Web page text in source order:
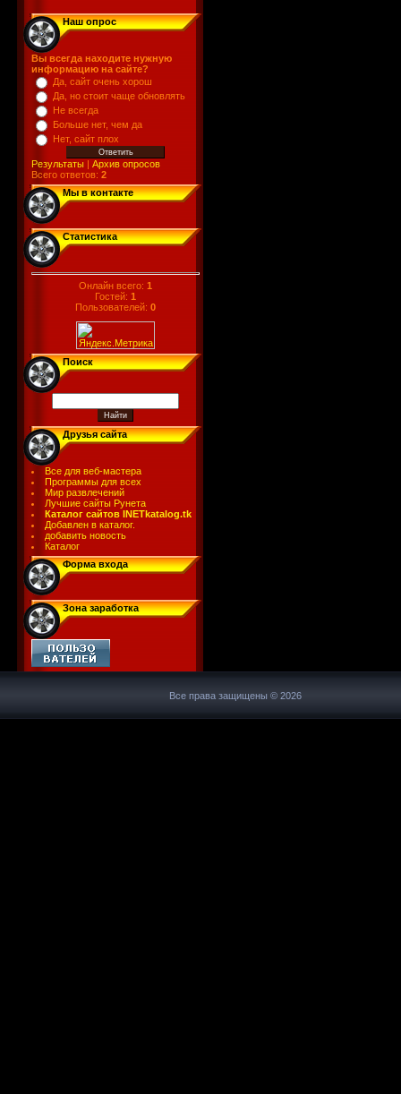
Наш опрос
Вы всегда находите нужную
информацию на сайте?
Да, сайт очень хорош
Да, но стоит чаще обновлять
Не всегда
Больше нет, чем да
Нет, сайт плох
Результаты | Архив опросов
Всего ответов: 2
Мы в контакте
Статистика
Онлайн всего: 1
Гостей: 1
Пользователей: 0
Поиск
Друзья сайта
Все для веб-мастера
Программы для всех
Мир развлечений
Лучшие сайты Рунета
Каталог сайтов INETkatalog.tk
Добавлен в каталог.
добавить новость
Каталог
Форма входа
Зона заработка
Все права защищены © 2026